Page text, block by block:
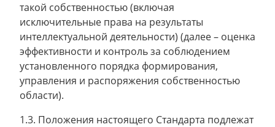
такой собственностью (включая
исключительные права на результаты
интеллектуальной деятельности) (далее – оценка
эффективности и контроль за соблюдением
установленного порядка формирования,
управления и распоряжения собственностью
области).
1.3. Положения настоящего Стандарта подлежат